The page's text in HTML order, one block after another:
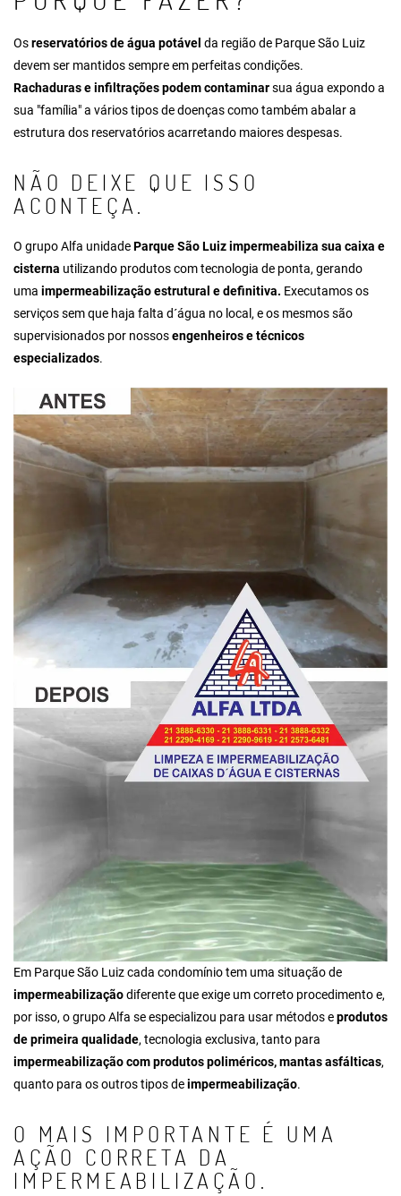
Osreservatórios de água potável da região de Parque São Luiz
devem ser mantidos sempre em perfeitas condições.
Rachaduras e infiltrações podem contaminarsua água expondo a
sua "família" a vários tipos de doenças como também abalar a
estrutura dos reservatórios acarretando maiores despesas.
NÃO DEIXE QUE ISSO
ACONTEÇA.
O grupo Alfa unidadeParque São Luiz impermeabiliza sua caixa e
cisterna utilizando produtos com tecnologia de ponta, gerando
uma impermeabilização estrutural e definitiva. Executamos os
serviços sem que haja falta d´água no local, e os mesmos são
supervisionados por nossosengenheiros e técnicos
especializados.
Em Parque São Luiz cada condomínio tem uma situação de
impermeabilizaçãodiferente que exige um correto procedimento e,
por isso, o grupo Alfa se especializou para usar métodos eprodutos
de primeira qualidade, tecnologia exclusiva, tanto para
impermeabilização com produtos poliméricos, mantas asfálticas,
quanto para os outros tipos deimpermeabilização.
O MAIS IMPORTANTE É UMA
AÇÃO CORRETA DA
IMPERMEABILIZAÇÃO.